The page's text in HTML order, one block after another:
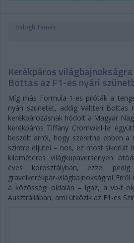
Balogh Tamás
Kerékpáros
Bottas az F1-es nyári
Míg más Formula-1-es pilóták a
nyári szünetet, addig Valtteri Bottas
kerékpározásnak hódolt a Magyar
kerékpáros Tiffany Cromwell-lel
beszélt arról, hogy szeretne ebben a
szintre eljutni – nos, ez most sikerült
kilométeres világkupaversenyen
éves korosztályban, ezzel
gravelkerékpár-világbajnokságra!
a közösségi oldalán – igaz, a vb-t
Ausztráliában, ami ütközik az F1-es